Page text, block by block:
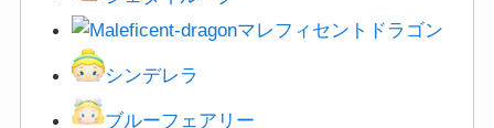
マレフィセントドラゴン
シンデレラ
ブルーフェアリー